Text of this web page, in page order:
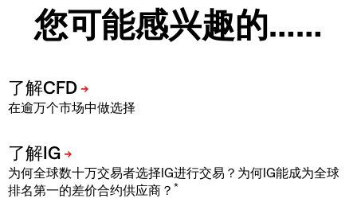
您可能感兴趣的……
在逾万个市场中做选择
为何全球数十万交易者选择IG进行交易？为何IG能成为全球
排名第一的差价合约供应商？ *